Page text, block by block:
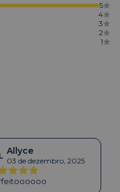
5
4
3
2
1
Allyce
03 de dezembro, 2025